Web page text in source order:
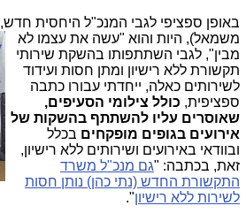
באופן ספציפי לגבי המנכ"ל היחסית חדש,
משמאל), היות והוא "עשה את עצמו לא
מבין", לגבי השתתפותו בהשקת שירותי
תקשורת ללא רישיון ומתן חסות ועידוד
לשירותים כאלה, ייחדתי עבורו כתבה
ספציפית, כולל צילומי הסעיפים,
שאוסרים עליו להשתתף בהשקות של
אירועים בגופים מופקחים בכלל
ובוודאי באירועים ושירותים ללא רישיון,
זאת, בכתבה: "גם מנכ"ל משרד
התקשורת החדש (נתי כהן) נותן חסות
לשירות ללא רישיון".